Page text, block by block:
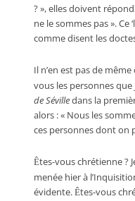
? », elles doivent
ne le sommes pas ». Ce
comme disent les
Il n’en est pas de
vous les personnes
de Sévilledans la
alors : « Nous les
ces personnes dont on
Êtes-vous chrétienne ?
menée hier à
évidente. Êtes-vous